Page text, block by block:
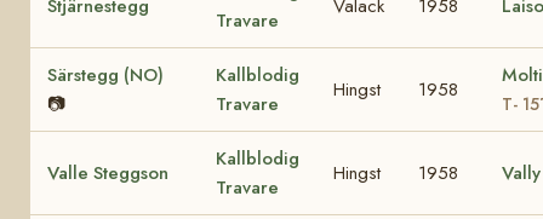
Stjärnestegg
Travare
Valack 1958
Särstegg (NO)
📷
Kallblodig
Travare
Hingst 1958
T-
Valle Steggson
Kallblodig
Travare
Hingst 1958 Vally